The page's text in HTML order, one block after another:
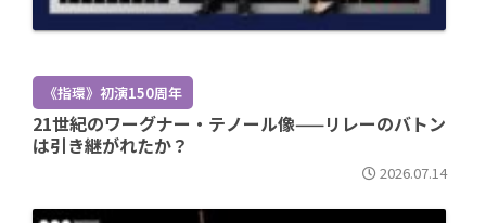
《指環》初演150周年
21世紀のワーグナー・テノール像——リレーのバトン
は引き継がれたか？
2026.07.14